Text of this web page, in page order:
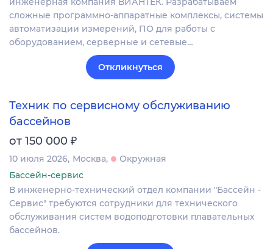
сложные программно-аппаратные комплексы, системы
автоматизации измерений, ПО для работы с
оборудованием, серверные и сетевые…
Откликнуться
Техник по сервисному обслуживанию
бассейнов
от 150 000 ₽
10 июля 2026 Москва
Окружная
Бассейн-сервис
В инженерно-технический отдел компании "Бассейн -
Сервис" требуются сотрудники для технического
обслуживания систем водоподготовки плавательных
бассейнов.